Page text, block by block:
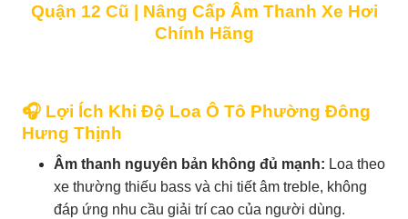
Quận 12 Cũ | Nâng Cấp Âm Thanh Xe Hơi
Chính Hãng
🎧 Lợi Ích Khi Độ Loa Ô Tô Phường Đông
Hưng Thịnh
Âm thanh nguyên bản không đủ mạnh: Loa theo
xe thường thiếu bass và chi tiết âm treble, không
đáp ứng nhu cầu giải trí cao của người dùng.